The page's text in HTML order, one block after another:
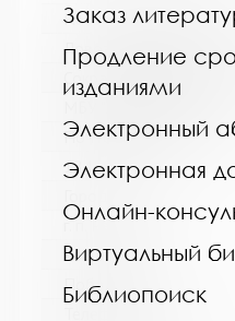
Заказ
Продление
изданиями
Электронный
Электронная
Онлайн-
Виртуальный
Библиопоиск
Название библиотеки:
Ловозерская
Сокращенное название:
Почтовый индекс:
184580
г. п. Ревда
Улица, дом:
Победы, 25